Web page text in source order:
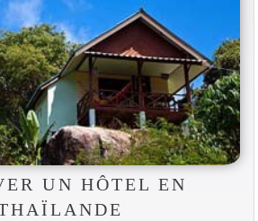
UN HÔTEL EN